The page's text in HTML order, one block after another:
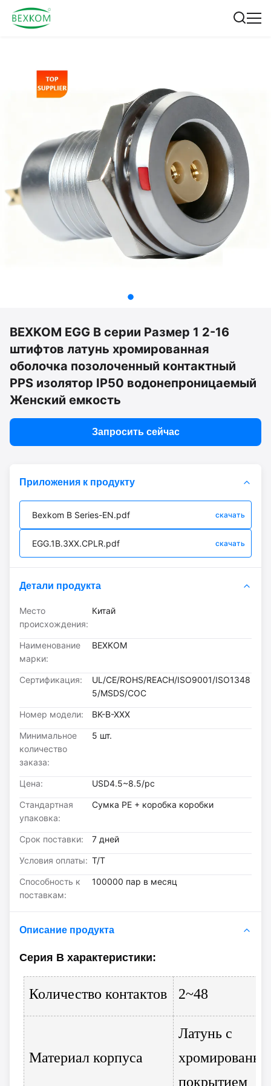
BEXKOM EGG B серии Размер 1 2-16
штифтов латунь хромированная
оболочка позолоченный контактный
PPS изолятор IP50 водонепроницаемый
Женский емкость
Запросить сейчас
Приложения к продукту
Bexkom B Series-EN.pdf скачать
EGG.1B.3XX.CPLR.pdf скачать
Детали продукта
Место
происхождения:
Китай
Наименование
марки:
BEXKOM
Сертификация:
UL/CE/ROHS/REACH/ISO9001/ISO1348
5/MSDS/COC
Номер модели: BK-B-XXX
Минимальное
количество
заказа:
5 шт.
Цена: USD4.5~8.5/pc
Стандартная
упаковка:
Сумка PE + коробка коробки
Срок поставки: 7 дней
Условия оплаты: Т/Т
Способность к
поставкам:
100000 пар в месяц
Описание продукта
Серия B характеристики:
Количество контактов 2~48
Материал корпуса
Латунь с
покрытием